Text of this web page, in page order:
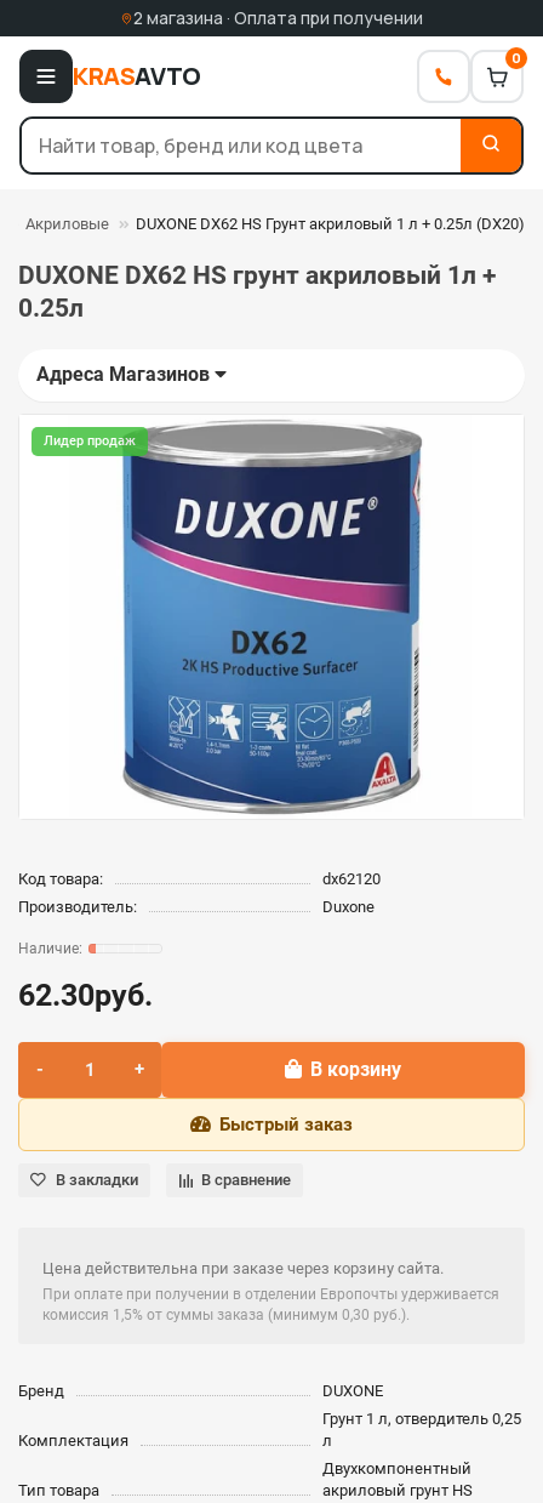
2 магазина · Оплата при получении
KRASAVTO
0
Акриловые DUXONE DX62 HS Грунт акриловый 1 л + 0.25л (DX20)
DUXONE DX62 HS грунт акриловый 1л +
0.25л
Адреса Магазинов
Лидер продаж
Код товара:
dx62120
Производитель:
Duxone
62.30руб.
В корзину
Быстрый заказ
В закладки В сравнение
Цена действительна при заказе через корзину сайта.
При оплате при получении в отделении Европочты удерживается
комиссия 1,5% от суммы заказа (минимум 0,30 руб.).
Бренд DUXONE
Комплектация
Грунт 1 л, отвердитель 0,25
л
Тип товара
Двухкомпонентный
акриловый грунт HS